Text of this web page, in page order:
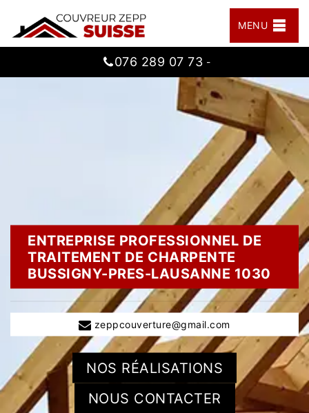
MENU
076 289 07 73 -
ENTREPRISE PROFESSIONNEL DE
TRAITEMENT DE CHARPENTE
BUSSIGNY-PRES-LAUSANNE 1030
zeppcouverture@gmail.com
NOS RÉALISATIONS
NOUS CONTACTER